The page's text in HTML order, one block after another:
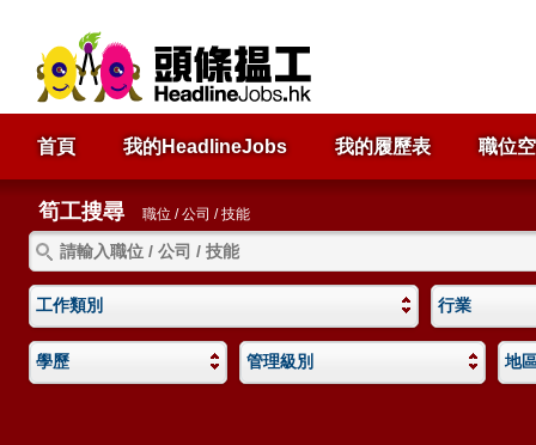
首頁 我的HeadlineJobs 我的履歷表 職位
筍工搜尋 職位 / 公司 / 技能
工作類別 行業
學歷 管理級別 地